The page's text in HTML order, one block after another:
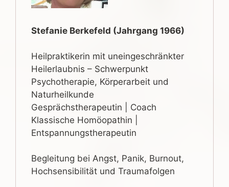
Stefanie Berkefeld (Jahrgang 1966)
Heilpraktikerin mit uneingeschränkter
Heilerlaubnis – Schwerpunkt
Psychotherapie, Körperarbeit und
Naturheilkunde
Gesprächstherapeutin | Coach
Klassische Homöopathin |
Entspannungstherapeutin
Begleitung bei Angst, Panik, Burnout,
Hochsensibilität und Traumafolgen